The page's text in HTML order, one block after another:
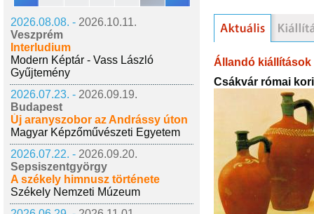
2026.08.08. - 2026.10.11.
Veszprém
Interludium
Modern Képtár - Vass László
Gyűjtemény
2026.07.23. - 2026.09.19.
Budapest
Új aranyszobor az Andrássy úton
Magyar Képzőművészeti Egyetem
2026.07.22. - 2026.09.20.
Sepsiszentgyörgy
A székely himnusz története
Székely Nemzeti Múzeum
Állandó kiállítások
Csákvár római